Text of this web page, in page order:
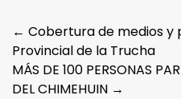
Post
navigation
← Cobertura de medios y
Provincial de la Trucha
MÁS DE 100 PERSONAS
DEL CHIMEHUIN →